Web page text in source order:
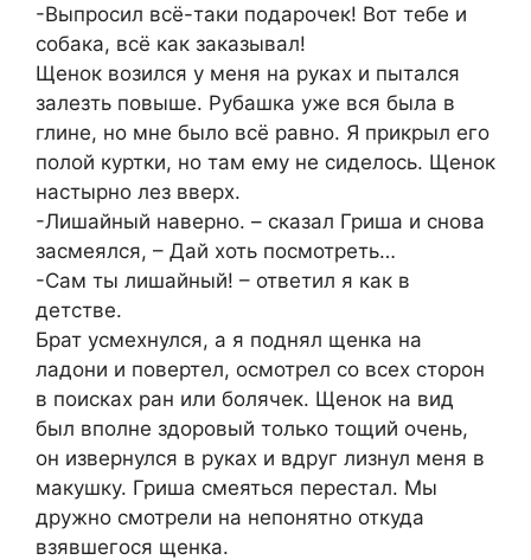
-Выпросил всё-таки подарочек! Вот тебе и
собака, всё как заказывал!
Щенок возился у меня на руках и пытался
залезть повыше. Рубашка уже вся была в
глине, но мне было всё равно. Я прикрыл его
полой куртки, но там ему не сиделось. Щенок
настырно лез вверх.
-Лишайный наверно. – сказал Гриша и снова
засмеялся, – Дай хоть посмотреть…
-Сам ты лишайный! – ответил я как в
детстве.
Брат усмехнулся, а я поднял щенка на
ладони и повертел, осмотрел со всех сторон
в поисках ран или болячек. Щенок на вид
был вполне здоровый только тощий очень,
он извернулся в руках и вдруг лизнул меня в
макушку. Гриша смеяться перестал. Мы
дружно смотрели на непонятно откуда
взявшегося щенка.